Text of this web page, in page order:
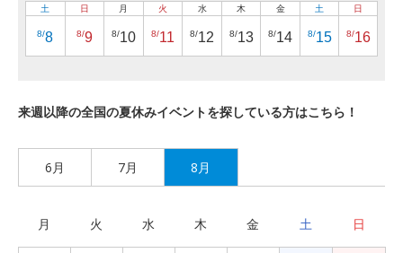
土
8/8
日
8/9
月
8/10
火
8/11
水
8/12
木
8/13
金
8/14
土
8/15
日
8/16
来週以降の全国の夏休みイベントを探している方はこちら！
6月 7月 8月
月 火 水 木 金 土 日